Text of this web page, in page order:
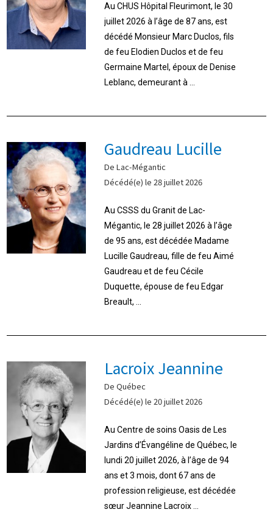
Au CHUS Hôpital Fleurimont, le 30
juillet 2026 à l’âge de 87 ans, est
décédé Monsieur Marc Duclos, fils
de feu Elodien Duclos et de feu
Germaine Martel, époux de Denise
Leblanc, demeurant à ...
Gaudreau Lucille
De Lac-Mégantic
Décédé(e) le 28 juillet 2026
Au CSSS du Granit de Lac-
Mégantic, le 28 juillet 2026 à l’âge
de 95 ans, est décédée Madame
Lucille Gaudreau, fille de feu Aimé
Gaudreau et de feu Cécile
Duquette, épouse de feu Edgar
Breault, ...
Lacroix Jeannine
De Québec
Décédé(e) le 20 juillet 2026
Au Centre de soins Oasis de Les
Jardins d’Évangéline de Québec, le
lundi 20 juillet 2026, à l’âge de 94
ans et 3 mois, dont 67 ans de
profession religieuse, est décédée
sœur Jeannine Lacroix ...